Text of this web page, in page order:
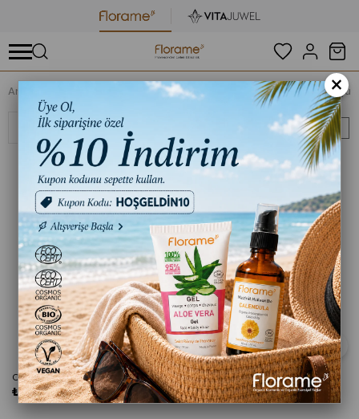
Anasayfa Organik Aromaterapi Florame %100 Saf Organik
Sıralama
Organik Neroli Uçucu Yağı (Citrus aurantium amara)-1 ml
₺3.263,00
Sepete Ekle
Organik Gül Ağacı Uçucu Yağı (Aniba rosaeodora)-5 ml
₺2.188,00
Sepete
×